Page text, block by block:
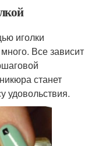
иголки
Все зависит
станет
удовольствия.